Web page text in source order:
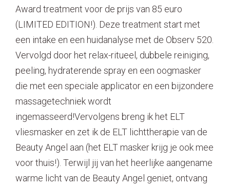
Award treatment voor de prijs van 85 euro
(LIMITED EDITION!). Deze treatment start met
een intake en een huidanalyse met de Observ 520.
Vervolgd door het relax-ritueel, dubbele reiniging,
peeling, hydraterende spray en een oogmasker
die met een speciale applicator en een bijzondere
massagetechniek wordt
ingemasseerd!Vervolgens breng ik het ELT
vliesmasker en zet ik de ELT lichttherapie van de
Beauty Angel aan (het ELT masker krijg je ook mee
voor thuis!). Terwijl jij van het heerlijke aangename
warme licht van de Beauty Angel geniet, ontvang